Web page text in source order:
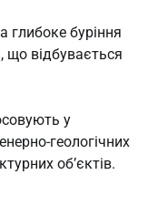
глибоке буріння
що відбувається
у
геологічних
об’єктів.